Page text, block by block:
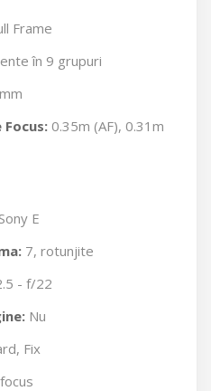
Frame
în 9 grupuri
0.35m (AF), 0.31m
Sony E
7, rotunjite
- f/22
Nu
Fix